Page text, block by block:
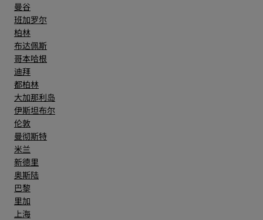
曼谷
班加罗尔
柏林
布达佩斯
哥本哈根
迪拜
都柏林
大加那利岛
伊斯坦布尔
伦敦
曼彻斯特
米兰
新德里
奥斯陆
巴黎
里加
上海